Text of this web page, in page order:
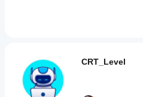
CRT_Level